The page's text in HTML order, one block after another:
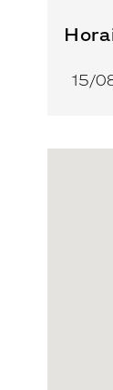
15/